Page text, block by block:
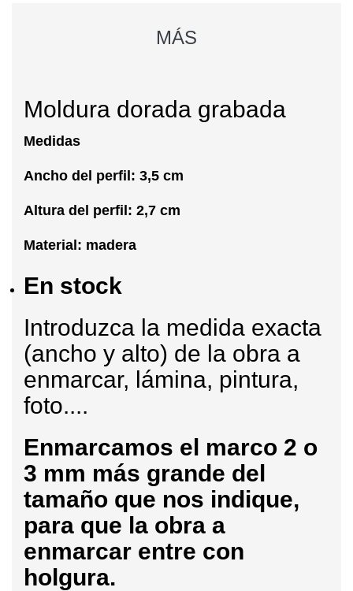
MÁS
Moldura dorada grabada
Medidas
Ancho del perfil: 3,5 cm
Altura del perfil: 2,7 cm
Material: madera
En stock
Introduzca la medida exacta
(ancho y alto) de la obra a
enmarcar, lámina, pintura,
foto....
Enmarcamos el marco 2 o
3 mm más grande del
tamaño que nos indique,
para que la obra a
enmarcar entre con
holgura.